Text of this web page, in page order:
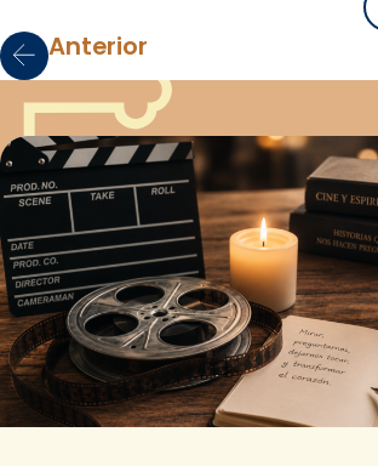
Anterior